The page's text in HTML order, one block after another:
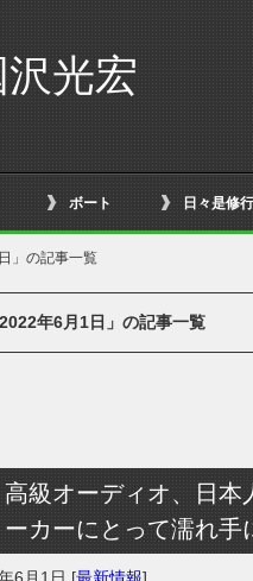
光宏
ボート 日々是修行
」の記事一覧
2022年6月1日」の記事一覧
高級オーディオ、日本
ーカーにとって濡れ手